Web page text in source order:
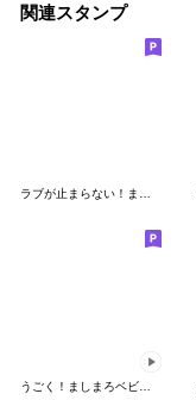
関連スタンプ
ラブが止まらない！ましまろベビーくん